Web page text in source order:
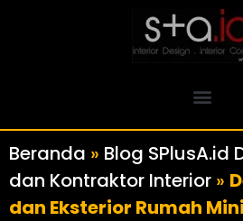
Beranda » Blog SPlusA.id
dan Kontraktor Interior »
dan Eksterior Rumah